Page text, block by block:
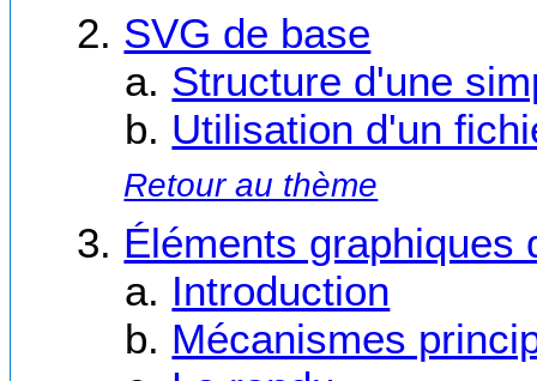
SVG de base
Structure d'une
Utilisation d'un
Retour au thème
Éléments graphiques
Introduction
Mécanismes